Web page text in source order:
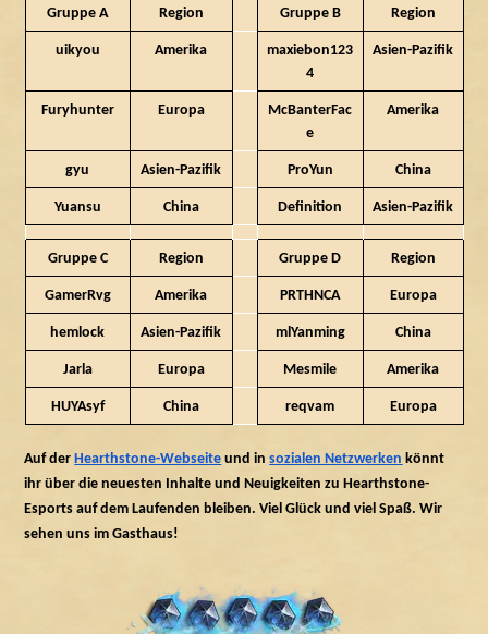
Gruppe A Region Gruppe B Region
uikyou Amerika
maxiebon123
4
Asien-Pazifik
Furyhunter Europa
McBanterFac
e
Amerika
gyu Asien-Pazifik ProYun China
Yuansu China Definition Asien-Pazifik
Gruppe C Region Gruppe D Region
GamerRvg Amerika PRTHNCA Europa
hemlock Asien-Pazifik mlYanming China
Jarla Europa Mesmile Amerika
HUYAsyf China reqvam Europa
Auf der Hearthstone-Webseite und insozialen Netzwerken könnt
ihr über die neuesten Inhalte und Neuigkeiten zu Hearthstone-
Esports auf dem Laufenden bleiben. Viel Glück und viel Spaß. Wir
sehen uns im Gasthaus!